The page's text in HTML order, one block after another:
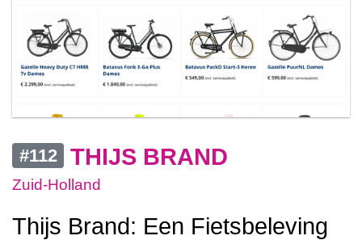
#112 THIJS BRAND
Zuid-Holland
Thijs Brand: Een Fietsbeleving